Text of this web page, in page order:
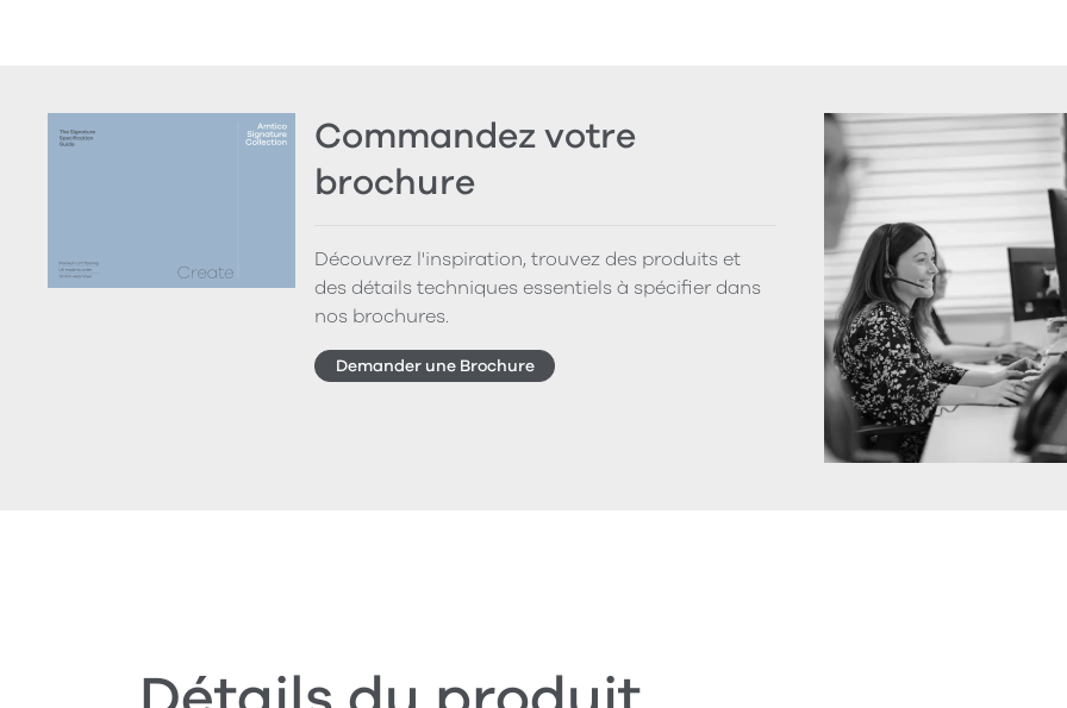
Commandez votre
brochure
Découvrez l'inspiration, trouvez des produits et
des détails techniques essentiels à spécifier dans
nos brochures.
Demander une Brochure